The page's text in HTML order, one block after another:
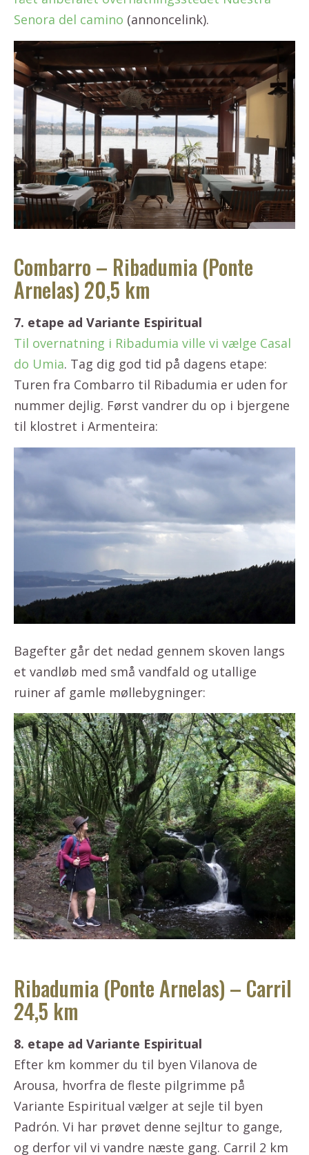
Senora del camino (annoncelink).
Combarro – Ribadumia (Ponte
Arnelas) 20,5 km
7. etape ad Variante Espiritual
Til overnatning i Ribadumia ville vi vælge Casal
do Umia. Tag dig god tid på dagens etape:
Turen fra Combarro til Ribadumia er uden for
nummer dejlig. Først vandrer du op i bjergene
til klostret i Armenteira:
Bagefter går det nedad gennem skoven langs
et vandløb med små vandfald og utallige
ruiner af gamle møllebygninger:
Ribadumia (Ponte Arnelas) – Carril
24,5 km
8. etape ad Variante Espiritual
Efter km kommer du til byen Vilanova de
Arousa, hvorfra de fleste pilgrimme på
Variante Espiritual vælger at sejle til byen
Padrón. Vi har prøvet denne sejltur to gange,
og derfor vil vi vandre næste gang. Carril 2 km